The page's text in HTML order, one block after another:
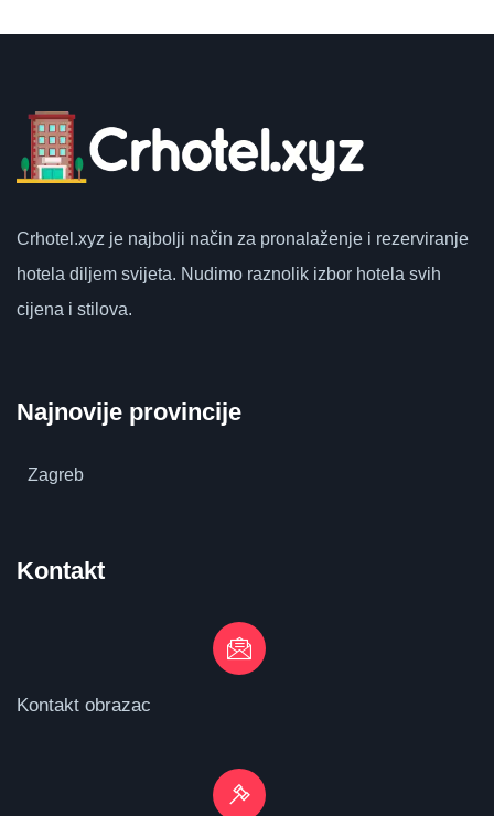
Crhotel.xyz je najbolji način za pronalaženje i rezerviranje
hotela diljem svijeta. Nudimo raznolik izbor hotela svih
cijena i stilova.
Najnovije provincije
Zagreb
Kontakt
Kontakt obrazac